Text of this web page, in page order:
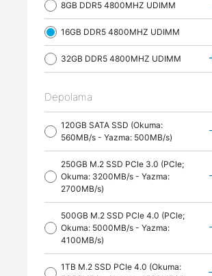
8GB DDR5 4800MHZ UDIMM
16GB DDR5 4800MHZ UDIMM
32GB DDR5 4800MHZ UDIMM
Depolama
120GB SATA SSD (Okuma:
560MB/s - Yazma: 500MB/s)
250GB M.2 SSD PCle 3.0 (PCle;
Okuma: 3200MB/s - Yazma:
2700MB/s)
500GB M.2 SSD PCle 4.0 (PCle;
Okuma: 5000MB/s - Yazma:
4100MB/s)
1TB M.2 SSD PCle 4.0 (Okuma: